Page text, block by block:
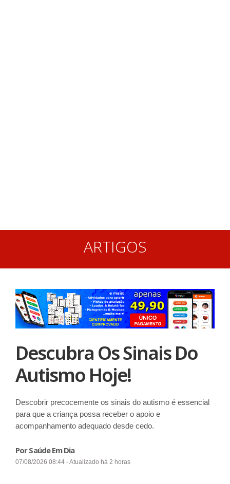
ARTIGOS
Descubra Os Sinais Do
Autismo Hoje!
Descobrir precocemente os sinais do autismo é essencial
para que a criança possa receber o apoio e
acompanhamento adequado desde cedo.
Por Saúde Em Dia
07/08/2026 08:44 - Atualizado há 2 horas